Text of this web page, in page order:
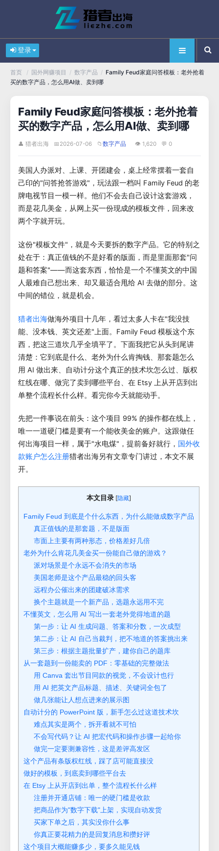
登录
首页 / 国外网赚项目 / 数字产品 / Family Feud家庭问答模板：老外抢着
买的数字产品，怎么用AI做、卖到哪
Family Feud家庭问答模板：老外抢着
买的数字产品，怎么用AI做、卖到哪
👤 猎者出海 📅 2026-07-06 📁 数字产品 👁 1,620 💬 0
美国人办派对、上课、开团建会，桌上经常摆着一套自
己印的"问答抢答游戏"，玩法跟一档叫 Family Feud 的老
牌电视节目一模一样。他们不会去自己设计这套游戏，
而是花几美金，从网上买一份现成的模板文件，回来改
两个字就开玩。
这份"模板文件"，就是今天要拆的数字产品。它的特别之
处在于：真正值钱的不是好看的版面，而是里面那套"问
题和答案"——而这套东西，恰恰是一个不懂英文的中国
人最难自己想出来、却又最适合甩给 AI 去做的部分。这
中间的错位，就是机会。
猎者出海做海外项目十几年，看过太多人卡在"我没技
能、没本钱、英文还差"上面。Family Feud 模板这个东
西，把这三道坎几乎全填平了。下面我把它从头到尾讲
清楚：它到底是什么、老外为什么肯掏钱、那套题怎么
用 AI 做出来、自动计分这个真正的技术坎怎么过、版权
红线在哪、做完了卖到哪些平台、在 Etsy 上从开店到出
单整个流程长什么样。看完你今天就能动手。
先把一件事说在前头：这个项目 99% 的操作都在线上，
唯一一道硬门槛是要有一个能收美金的账户。这跟做任
何出海项目一样，属于"水电煤"，提前备好就行， 国外收
款账户怎么注册猎者出海另有文章专门讲过，本文不展
开。
本文目录 [隐藏]
Family Feud 到底是个什么东西，为什么能做成数字产品
真正值钱的是那套题，不是版面
市面上主要有两种形态，价格差好几倍
老外为什么肯花几美金买一份能自己做的游戏？
派对场景是个永远不会消失的市场
美国老师是这个产品最稳的回头客
远程办公催出来的团建破冰需求
换个主题就是一个新产品，选题永远用不完
不懂英文，怎么用 AI 写出一套老外觉得地道的题
第一步：让 AI 生成问题、答案和分数，一次成型
第二步：让 AI 自己当裁判，把不地道的答案挑出来
第三步：根据主题批量扩产，建你自己的题库
从一套题到一份能卖的 PDF：零基础的完整做法
用 Canva 套出节目同款的视觉，不会设计也行
用 AI 把英文产品标题、描述、关键词全包了
做几张能让人想点进来的展示图
自动计分的 PowerPoint 版，新手怎么过这道技术坎
难点其实是两个，拆开看就不可怕
不会写代码？让 AI 把宏代码和操作步骤一起给你
做完一定要测兼容性，这是差评高发区
这个产品有条版权红线，踩了店可能直接没
做好的模板，到底卖到哪些平台去
在 Etsy 上从开店到出单，整个流程长什么样
注册并开通店铺：唯一的硬门槛是收款
把商品作为"数字下载"上架，实现自动发货
买家下单之后，其实没你什么事
你真正要花精力的是回复消息和攒好评
这个项目大概能赚多少，要多久能见钱